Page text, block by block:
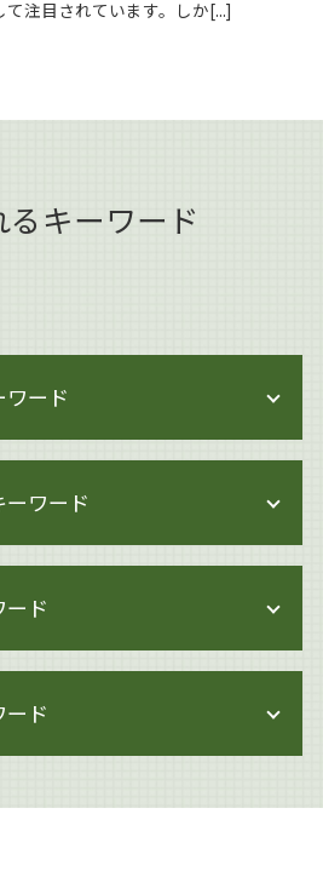
て注目されています。しか[...]
キーワード
ード
い
ワード
ック
ド
知症
ド